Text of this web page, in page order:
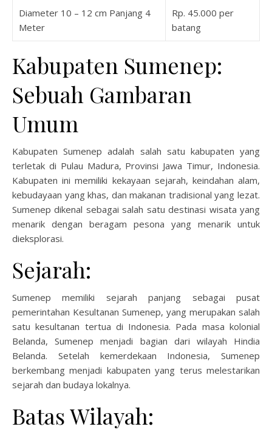
Diameter 10 – 12 cm Panjang 4
Meter
Rp. 45.000 per
batang
Kabupaten Sumenep:
Sebuah Gambaran
Umum
Kabupaten Sumenep adalah salah satu kabupaten yang
terletak di Pulau Madura, Provinsi Jawa Timur, Indonesia.
Kabupaten ini memiliki kekayaan sejarah, keindahan alam,
kebudayaan yang khas, dan makanan tradisional yang lezat.
Sumenep dikenal sebagai salah satu destinasi wisata yang
menarik dengan beragam pesona yang menarik untuk
dieksplorasi.
Sejarah:
Sumenep memiliki sejarah panjang sebagai pusat
pemerintahan Kesultanan Sumenep, yang merupakan salah
satu kesultanan tertua di Indonesia. Pada masa kolonial
Belanda, Sumenep menjadi bagian dari wilayah Hindia
Belanda. Setelah kemerdekaan Indonesia, Sumenep
berkembang menjadi kabupaten yang terus melestarikan
sejarah dan budaya lokalnya.
Batas Wilayah: